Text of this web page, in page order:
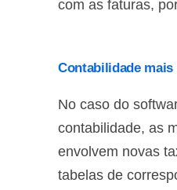
com as faturas,
Contabilidade mais
No caso do
contabilidade, as
envolvem novas
tabelas de